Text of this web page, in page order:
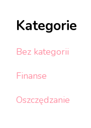
Kategorie
Bez kategorii
Finanse
Oszczędzanie